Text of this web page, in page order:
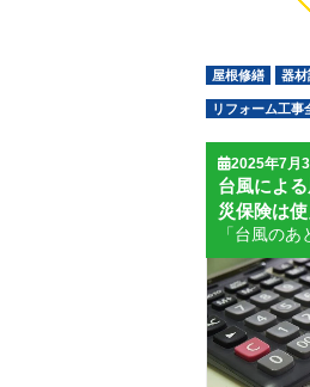
屋根修繕 器材
リフォーム工事
2025年7月3
台風によ
災保険は